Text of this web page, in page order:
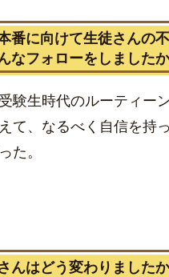
番に向けて生徒さんの
なフォローをしました
験生時代のルーティー
て、なるべく自信を持
た。
んはどう変わりました